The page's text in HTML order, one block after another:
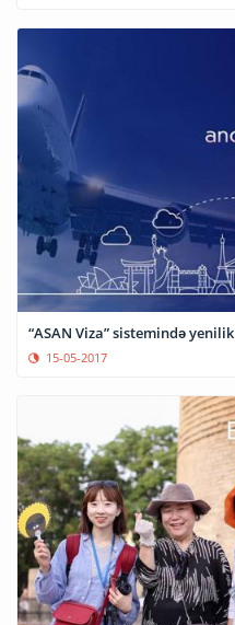
“ASAN Viza” sistemində yenilik
15-05-2017